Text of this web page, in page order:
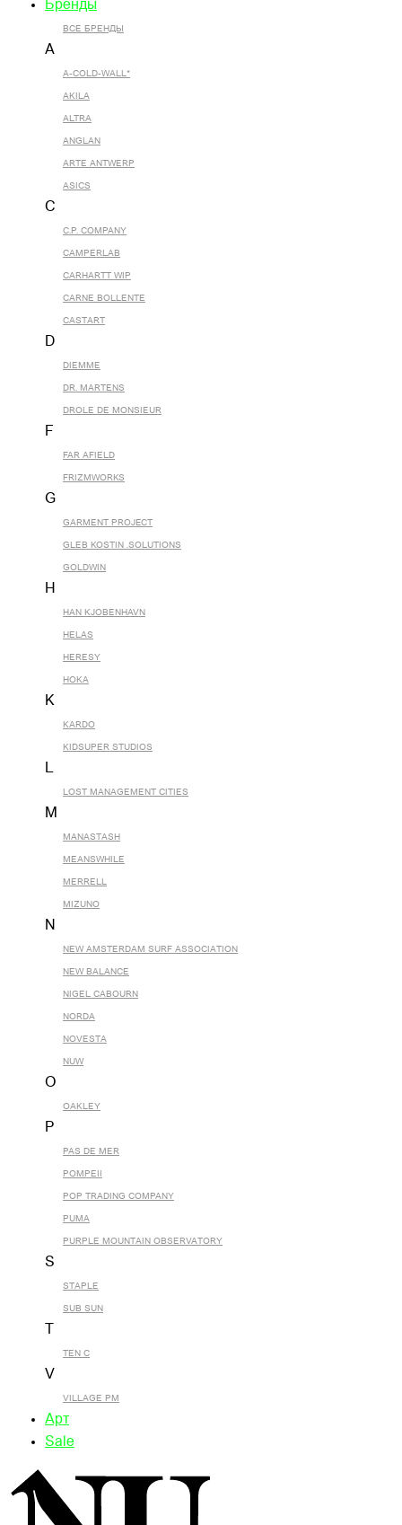
Бренды
ВСЕ БРЕНДЫ
A
A-COLD-WALL*
AKILA
ALTRA
ANGLAN
ARTE ANTWERP
ASICS
C
C.P. COMPANY
CAMPERLAB
CARHARTT WIP
CARNE BOLLENTE
CASTART
D
DIEMME
DR. MARTENS
DROLE DE MONSIEUR
F
FAR AFIELD
FRIZMWORKS
G
GARMENT PROJECT
GLEB KOSTIN .SOLUTIONS
GOLDWIN
H
HAN KJOBENHAVN
HELAS
HERESY
HOKA
K
KARDO
KIDSUPER STUDIOS
L
LOST MANAGEMENT CITIES
M
MANASTASH
MEANSWHILE
MERRELL
MIZUNO
N
NEW AMSTERDAM SURF ASSOCIATION
NEW BALANCE
NIGEL CABOURN
NORDA
NOVESTA
NUW
O
OAKLEY
P
PAS DE MER
POMPEII
POP TRADING COMPANY
PUMA
PURPLE MOUNTAIN OBSERVATORY
S
STAPLE
SUB SUN
TEN C
V
VILLAGE PM
Арт
Sale